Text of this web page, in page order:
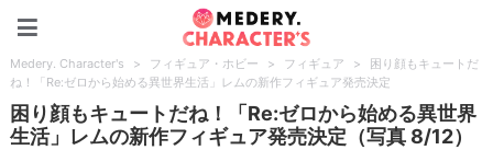
Medery. Character's > フィギュア・ホビー > フィギュア >
困り顔もキュートだ
ね！「Re:ゼロから始める異世界生活」レムの新作フィギュア発売決定
困り顔もキュートだね！「Re:ゼロから始める異世界
生活」レムの新作フィギュア発売決定（写真 8/12）